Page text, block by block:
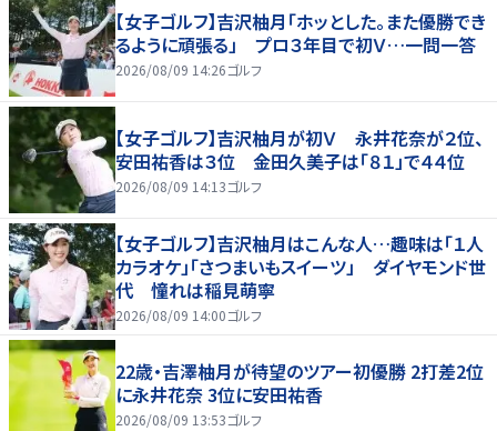
【女子ゴルフ】吉沢柚月「ホッとした。また優勝でき
るように頑張る」 プロ３年目で初Ｖ…一問一答
2026/08/09 14:26ゴルフ
【女子ゴルフ】吉沢柚月が初Ｖ 永井花奈が２位、
安田祐香は３位 金田久美子は「８１」で４４位
2026/08/09 14:13ゴルフ
【女子ゴルフ】吉沢柚月はこんな人…趣味は「１人
カラオケ」「さつまいもスイーツ」 ダイヤモンド世
代 憧れは稲見萌寧
2026/08/09 14:00ゴルフ
22歳・吉澤柚月が待望のツアー初優勝 2打差2位
に永井花奈 3位に安田祐香
2026/08/09 13:53ゴルフ